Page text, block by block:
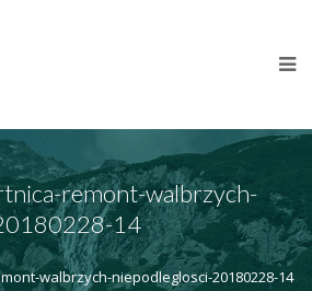
remont-walbrzych-
14
walbrzych-niepodleglosci-20180228-14